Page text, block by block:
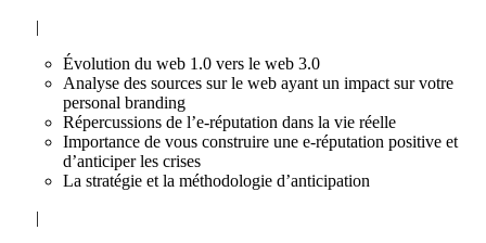
|
Évolution du web 1.0 vers le web 3.0
Analyse des sources sur le web ayant un impact sur votre
personal branding
Répercussions de l’e-réputation dans la vie réelle
Importance de vous construire une e-réputation positive et
d’anticiper les crises
La stratégie et la méthodologie d’anticipation
|